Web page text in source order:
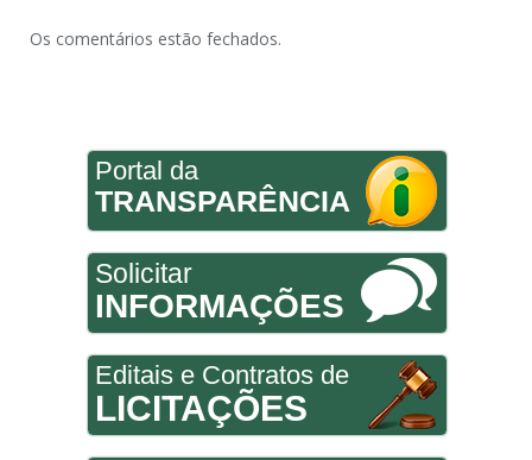
Os comentários estão fechados.
Portal da
TRANSPARÊNCIA
Solicitar
INFORMAÇÕES
Editais e Contratos de
LICITAÇÕES